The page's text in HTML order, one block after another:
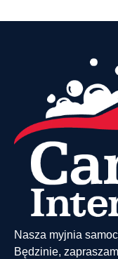
Nasza myjnia
Będzinie,